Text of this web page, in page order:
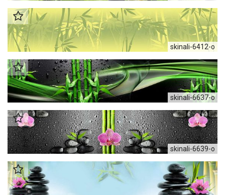
skinali-6412-o
skinali-6637-o
skinali-6639-o